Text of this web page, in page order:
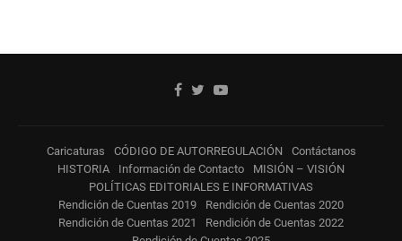
Caricaturas CÓDIGO DE AUTORREGULACIÓN
Contáctanos
HISTORIA
Información de Contacto
MISIÓN – VISIÓN
POLÍTICAS EDITORIALES E INFORMATIVAS
Rendición de Cuentas 2019
Rendición de Cuentas 2020
Rendición de Cuentas 2021
Rendición de Cuentas 2022